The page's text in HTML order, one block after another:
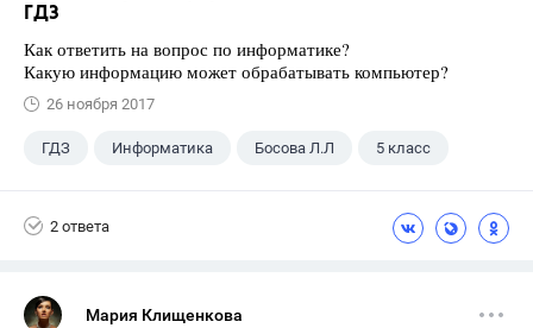
ГДЗ
Как ответить на вопрос по информатике?
Какую информацию может обрабатывать компьютер?
26 ноября 2017
ГДЗ Информатика Босова Л.Л 5 класс
2 ответа
Мария Клищенкова